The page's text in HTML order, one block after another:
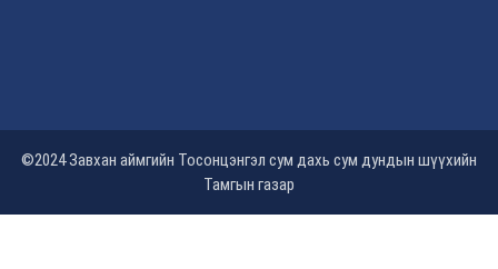
©2024 Завхан аймгийн Тосонцэнгэл сум дахь сум дундын шүүхийн
Тамгын газар